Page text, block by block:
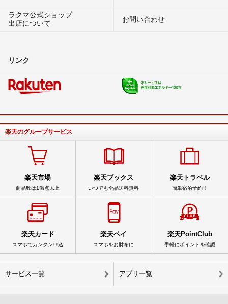
ラクマ公式ショップ
出店について
お問い合わせ
リンク
楽天のグループサービス
楽天市場
商品数は1億点以上
楽天ブックス
いつでも全品送料無料
楽天トラベル
簡単宿泊予約！
楽天カード
スマホでカンタン申込
楽天ペイ
スマホをお財布に
楽天PointClub
手軽にポイントを確認
サービス一覧 アプリ一覧